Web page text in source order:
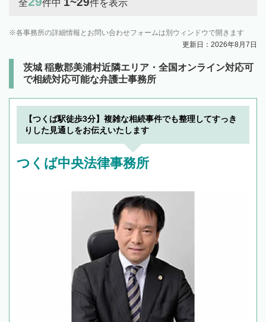
全 件中 件を表示
各事務所の詳細情報とお問い合わせフォームは別ウィンドウで開きます
更新日：2026年8月7日
茨城 稲敷郡美浦村近隣エリア・全国オンライン対応可
で相続対応可能な弁護士事務所
【つくば駅徒歩3分】複雑な相続事件でも整理してすっき
りした見通しをお伝えいたします
つくば中央法律事務所